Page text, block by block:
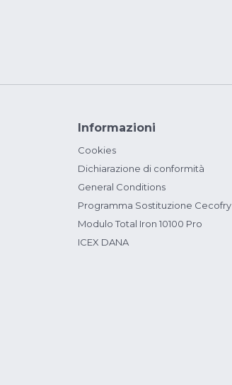
Informazioni
Cookies
Dichiarazione di conformità
General Conditions
Programma Sostituzione Cecofry
Modulo Total Iron 10100 Pro
ICEX DANA